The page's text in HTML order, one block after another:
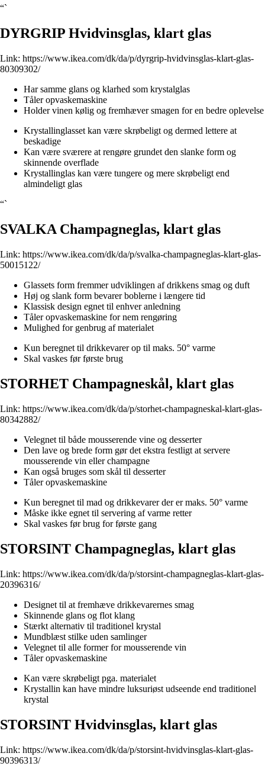
“`
DYRGRIP Hvidvinsglas, klart glas
Link: https://www.ikea.com/dk/da/p/dyrgrip-hvidvinsglas-klart-glas-
80309302/
Har samme glans og klarhed som krystalglas
Tåler opvaskemaskine
Holder vinen kølig og fremhæver smagen for en bedre oplevelse
Krystallinglasset kan være skrøbeligt og dermed lettere at
beskadige
Kan være sværere at rengøre grundet den slanke form og
skinnende overflade
Krystallinglas kan være tungere og mere skrøbeligt end
almindeligt glas
“`
SVALKA Champagneglas, klart glas
Link: https://www.ikea.com/dk/da/p/svalka-champagneglas-klart-glas-
50015122/
Glassets form fremmer udviklingen af drikkens smag og duft
Høj og slank form bevarer boblerne i længere tid
Klassisk design egnet til enhver anledning
Tåler opvaskemaskine for nem rengøring
Mulighed for genbrug af materialet
Kun beregnet til drikkevarer op til maks. 50° varme
Skal vaskes før første brug
STORHET Champagneskål, klart glas
Link: https://www.ikea.com/dk/da/p/storhet-champagneskal-klart-glas-
80342882/
Velegnet til både mousserende vine og desserter
Den lave og brede form gør det ekstra festligt at servere
mousserende vin eller champagne
Kan også bruges som skål til desserter
Tåler opvaskemaskine
Kun beregnet til mad og drikkevarer der er maks. 50° varme
Måske ikke egnet til servering af varme retter
Skal vaskes før brug for første gang
STORSINT Champagneglas, klart glas
Link: https://www.ikea.com/dk/da/p/storsint-champagneglas-klart-glas-
20396316/
Designet til at fremhæve drikkevarernes smag
Skinnende glans og flot klang
Stærkt alternativ til traditionel krystal
Mundblæst stilke uden samlinger
Velegnet til alle former for mousserende vin
Tåler opvaskemaskine
Kan være skrøbeligt pga. materialet
Krystallin kan have mindre luksuriøst udseende end traditionel
krystal
STORSINT Hvidvinsglas, klart glas
Link: https://www.ikea.com/dk/da/p/storsint-hvidvinsglas-klart-glas-
90396313/